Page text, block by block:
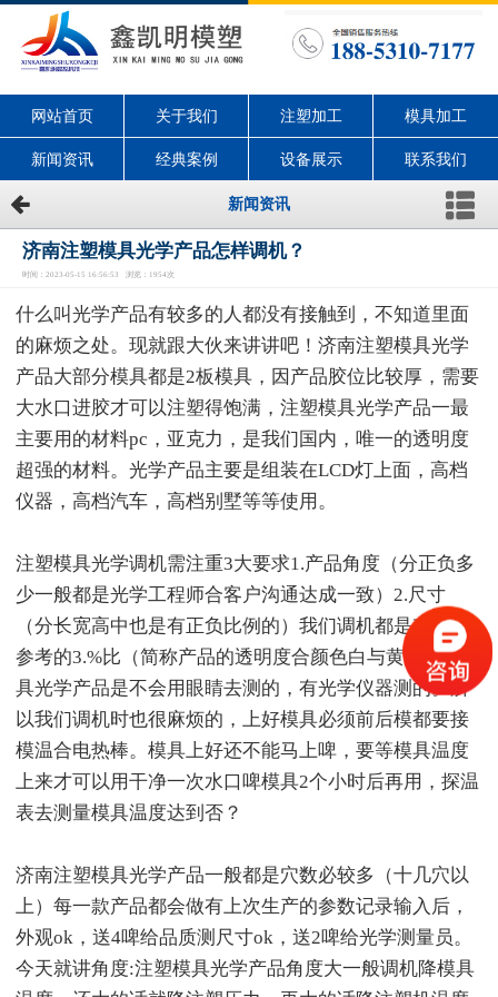
网站首页 关于我们 注塑加工 模具加工
新闻资讯 经典案例 设备展示 联系我们
新闻资讯
济南注塑模具光学产品怎样调机？
时间：2023-05-15 16:56:53 浏览：1954次
什么叫光学产品有较多的人都没有接触到，不知道里面
的麻烦之处。现就跟大伙来讲讲吧！济南注塑模具光学
产品大部分模具都是2板模具，因产品胶位比较厚，需要
大水口进胶才可以注塑得饱满，注塑模具光学产品一最
主要用的材料pc，亚克力，是我们国内，唯一的透明度
超强的材料。光学产品主要是组装在LCD灯上面，高档
仪器，高档汽车，高档别墅等等使用。
注塑模具光学调机需注重3大要求1.产品角度（分正负多
少一般都是光学工程师合客户沟通达成一致）2.尺寸
（分长宽高中也是有正负比例的）我们调机都是有图纸
参考的3.%比（简称产品的透明度合颜色白与黄）注塑模
具光学产品是不会用眼睛去测的，有光学仪器测的。所
以我们调机时也很麻烦的，上好模具必须前后模都要接
模温合电热棒。模具上好还不能马上啤，要等模具温度
上来才可以用干净一次水口啤模具2个小时后再用，探温
表去测量模具温度达到否？
济南注塑模具光学产品一般都是穴数必较多（十几穴以
上）每一款产品都会做有上次生产的参数记录输入后，
外观ok，送4啤给品质测尺寸ok，送2啤给光学测量员。
今天就讲角度:注塑模具光学产品角度大一般调机降模具